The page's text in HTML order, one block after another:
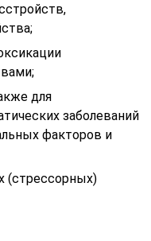
для
заболеваний
факторов и
(стрессорных)